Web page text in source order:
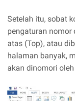
Setelah itu, sobat
pengaturan nomor
atas (Top), atau
halaman banyak,
akan dinomori